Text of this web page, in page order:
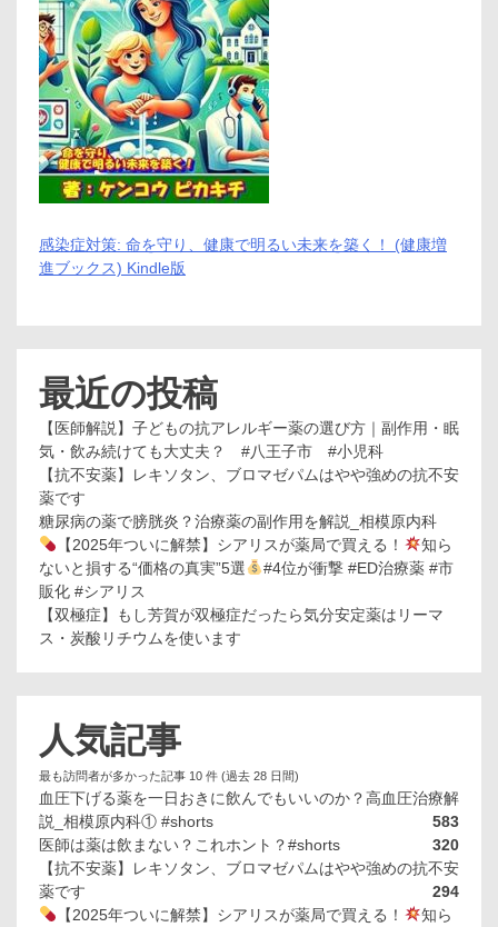
感染症対策: 命を守り、健康で明るい未来を築く！ (健康増
進ブックス) Kindle版
最近の投稿
【医師解説】子どもの抗アレルギー薬の選び方｜副作用・眠
気・飲み続けても大丈夫？ #八王子市 #小児科
【抗不安薬】レキソタン、ブロマゼパムはやや強めの抗不安
薬です
糖尿病の薬で膀胱炎？治療薬の副作用を解説_相模原内科
【2025年ついに解禁】シアリスが薬局で買える！
知ら
ないと損する“価格の真実”5選
#4位が衝撃 #ED治療薬 #市
販化 #シアリス
【双極症】もし芳賀が双極症だったら気分安定薬はリーマ
ス・炭酸リチウムを使います
人気記事
最も訪問者が多かった記事 10 件 (過去 28 日間)
血圧下げる薬を一日おきに飲んでもいいのか？高血圧治療解
説_相模原内科① #shorts
583
医師は薬は飲まない？これホント？#shorts
320
【抗不安薬】レキソタン、ブロマゼパムはやや強めの抗不安
薬です
294
【2025年ついに解禁】シアリスが薬局で買える！
知ら